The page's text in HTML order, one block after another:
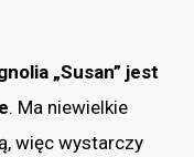
„Susan” jest
. Ma niewielkie
więc wystarczy